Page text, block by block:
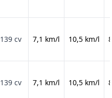
139 cv 7,1 km/l 10,5 km/l
139 cv 7,1 km/l 10,5 km/l